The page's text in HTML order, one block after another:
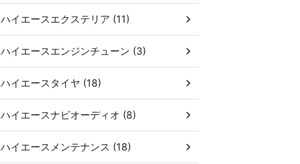
ハイエースエクステリア (11)
ハイエースエンジンチューン (3)
ハイエースタイヤ (18)
ハイエースナビオーディオ (8)
ハイエースメンテナンス (18)